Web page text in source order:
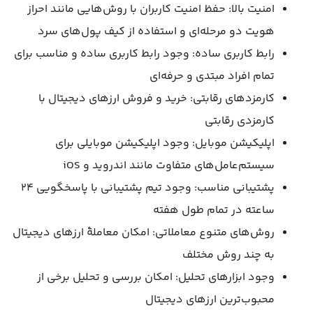
امنیت بالا: حفظ امنیت کاربران با روش‌هایی مانند احراز
هویت دو مرحله‌ای و استفاده از کیف پول‌های سرد
رابط کاربری ساده: وجود رابط کاربری ساده و مناسب برای
تمام افراد مبتدی و حرفه‌ای
کارمزدهای رقابتی: خرید و فروش ارزهای دیجیتال با
کارمزدی رقابتی
اپلیکیشن موبایل: وجود اپلیکیشن موبایلی برای
سیستم‌عامل‌های متفاوت مانند اندروید و iOS
پشتیبانی مناسب: وجود تیم پشتیبانی با پاسخگویی ۲۴
ساعته در تمام طول هفته
روش‌های متنوع معاملاتی: امکان معاملۀ ارزهای دیجیتال
به چند روش مختلف
وجود ابزارهای تحلیل: امکان بررسی و تحلیل برخی از
محبوب‌ترین ارزهای دیجیتال